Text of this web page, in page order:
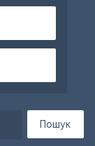
Пошук